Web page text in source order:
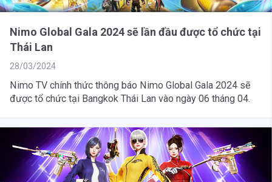
Nimo Global Gala 2024 sẽ lần đầu được tổ chức tại
Thái Lan
28/03/2024
Nimo TV chính thức thông báo Nimo Global Gala 2024 sẽ
được tổ chức tại Bangkok Thái Lan vào ngày 06 tháng 04.